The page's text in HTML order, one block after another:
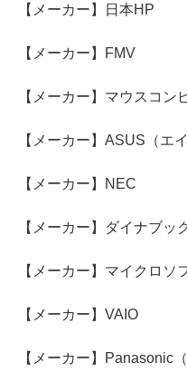
【メーカー】日本HP
【メーカー】FMV
【メーカー】マウスコン
【メーカー】ASUS（エ
【メーカー】NEC
【メーカー】ダイナブッ
【メーカー】マイクロソ
【メーカー】VAIO
【メーカー】Panasonic